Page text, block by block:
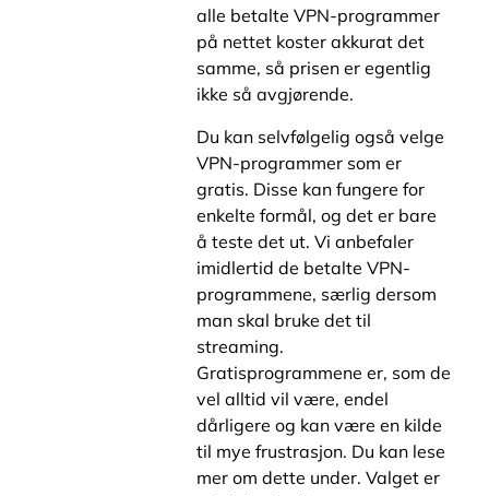
alle betalte VPN-programmer
på nettet koster akkurat det
samme, så prisen er egentlig
ikke så avgjørende.
Du kan selvfølgelig også velge
VPN-programmer som er
gratis. Disse kan fungere for
enkelte formål, og det er bare
å teste det ut. Vi anbefaler
imidlertid de betalte VPN-
programmene, særlig dersom
man skal bruke det til
streaming.
Gratisprogrammene er, som de
vel alltid vil være, endel
dårligere og kan være en kilde
til mye frustrasjon. Du kan lese
mer om dette under. Valget er